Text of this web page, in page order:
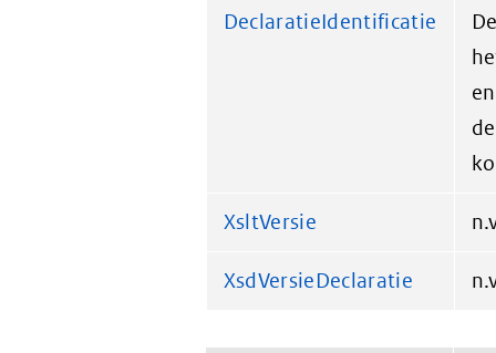
DeclaratieIdentificatie
XsltVersie
XsdVersieDeclaratie